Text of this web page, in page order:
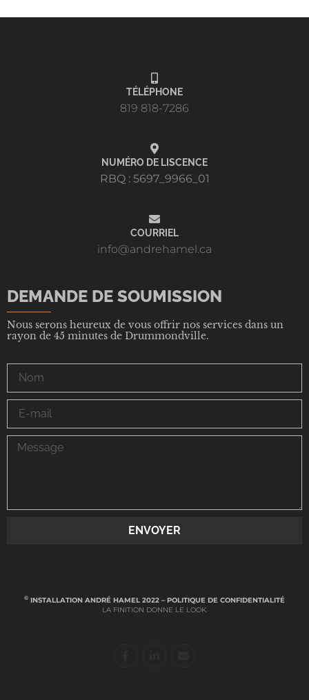
TÉLÉPHONE
819 818-7286
NUMÉRO DE LISCENCE
RBQ : 5697_9966_01
COURRIEL
info@andrehamel.ca
DEMANDE DE SOUMISSION
Nous serons heureux de vous offrir nos services dans un
rayon de 45 minutes de Drummondville.
ENVOYER
© INSTALLATION ANDRÉ HAMEL 2022 – POLITIQUE DE CONFIDENTIALITÉ
LA FINITION DONNE LE LOOK.